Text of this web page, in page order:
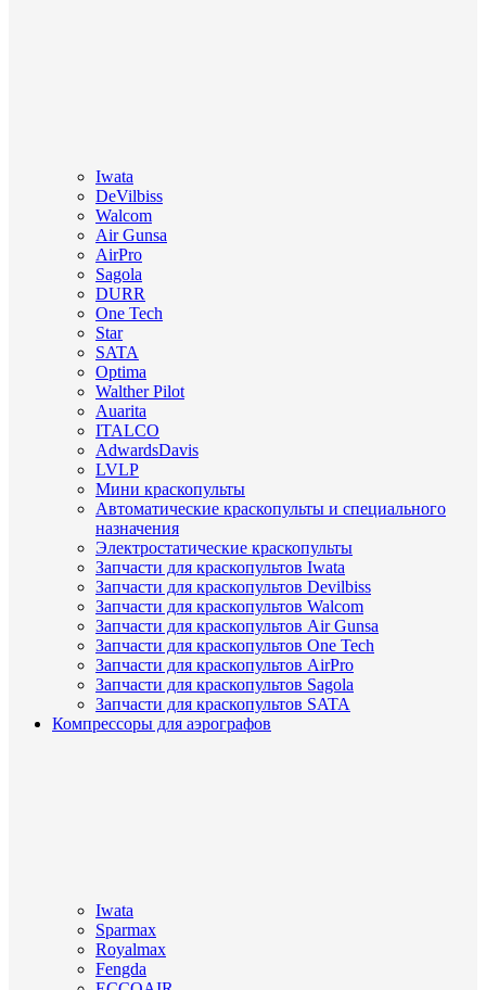
Iwata
DeVilbiss
Walcom
Air Gunsa
AirPro
Sagola
DURR
One Tech
Star
SATA
Optima
Walther Pilot
Auarita
ITALCO
AdwardsDavis
LVLP
Мини краскопульты
Автоматические краскопульты и специального
назначения
Электростатические краскопульты
Запчасти для краскопультов Iwata
Запчасти для краскопультов Devilbiss
Запчасти для краскопультов Walcom
Запчасти для краскопультов Air Gunsa
Запчасти для краскопультов One Tech
Запчасти для краскопультов AirPro
Запчасти для краскопультов Sagola
Запчасти для краскопультов SATA
Компрессоры для аэрографов
Iwata
Sparmax
Royalmax
Fengda